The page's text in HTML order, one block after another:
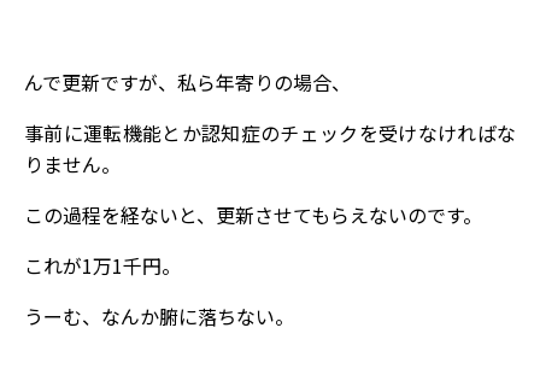
んで更新ですが、私ら年寄りの場合、
事前に運転機能とか認知症のチェックを受けなければな
りません。
この過程を経ないと、更新させてもらえないのです。
これが1万1千円。
うーむ、なんか腑に落ちない。